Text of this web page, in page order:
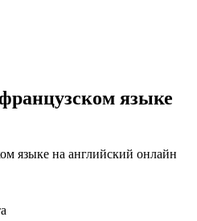
языке
языке на английский онлайн